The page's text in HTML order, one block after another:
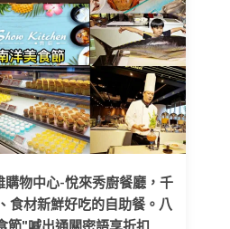
購物中心-悅來秀廚餐廳，千
食材新鮮好吃的自助餐。八
節"喊出通關密語享折扣